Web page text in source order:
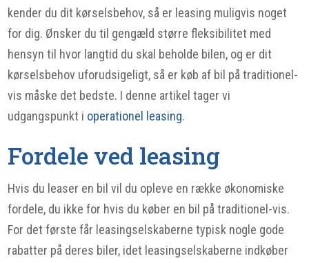
kender du dit kørselsbehov, så er leasing muligvis noget
for dig. Ønsker du til gengæld større fleksibilitet med
hensyn til hvor langtid du skal beholde bilen, og er dit
kørselsbehov uforudsigeligt, så er køb af bil på traditionel-
vis måske det bedste. I denne artikel tager vi
udgangspunkt i operationel leasing.
Fordele ved leasing
Hvis du leaser en bil vil du opleve en række økonomiske
fordele, du ikke for hvis du køber en bil på traditionel-vis.
For det første får leasingselskaberne typisk nogle gode
rabatter på deres biler, idet leasingselskaberne indkøber